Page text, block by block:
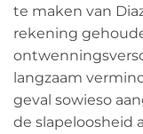
te maken van
rekening
langzaam
geval sowieso
de slapeloosheid